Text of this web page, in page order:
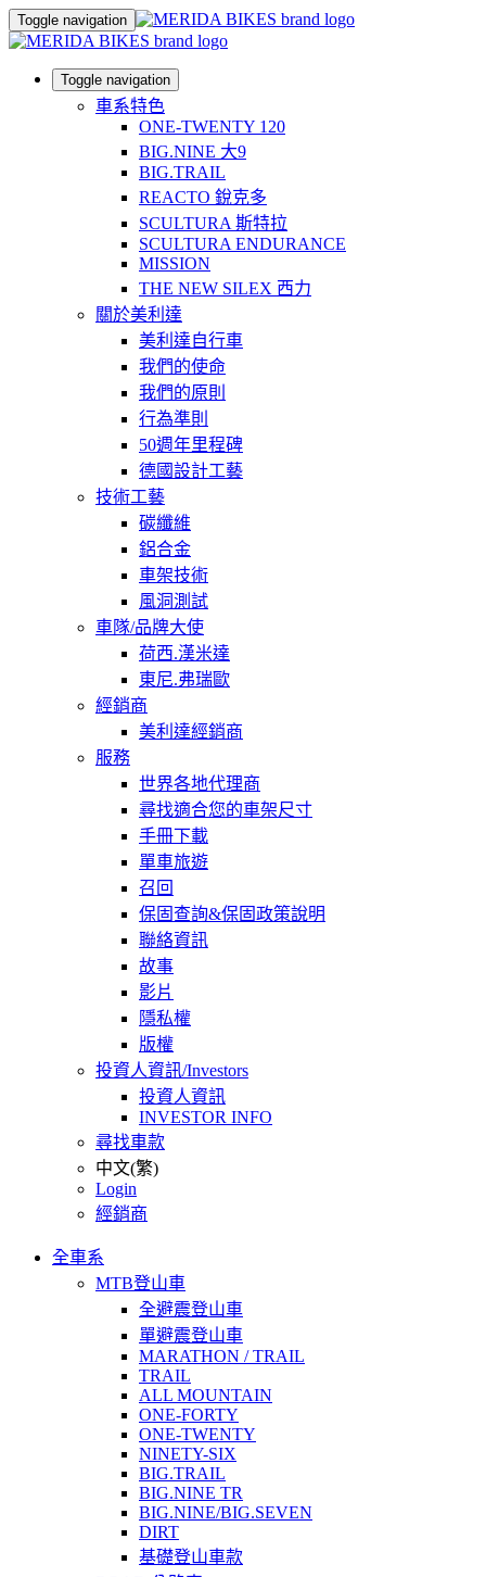
Toggle navigation
Toggle navigation
車系特色
ONE-TWENTY 120
BIG.NINE 大9
BIG.TRAIL
REACTO 銳克多
SCULTURA 斯特拉
SCULTURA ENDURANCE
MISSION
THE NEW SILEX 西力
關於美利達
美利達自行車
我們的使命
我們的原則
行為準則
50週年里程碑
德國設計工藝
技術工藝
碳纖維
鋁合金
車架技術
風洞測試
車隊/品牌大使
荷西.漢米達
東尼.弗瑞歐
經銷商
美利達經銷商
服務
世界各地代理商
尋找適合您的車架尺寸
手冊下載
單車旅遊
召回
保固查詢&保固政策說明
聯絡資訊
故事
影片
隱私權
版權
投資人資訊/Investors
投資人資訊
INVESTOR INFO
尋找車款
中文(繁)
Login
經銷商
全車系
MTB登山車
全避震登山車
單避震登山車
MARATHON / TRAIL
TRAIL
ALL MOUNTAIN
ONE-FORTY
ONE-TWENTY
NINETY-SIX
BIG.TRAIL
BIG.NINE TR
BIG.NINE/BIG.SEVEN
DIRT
基礎登山車款